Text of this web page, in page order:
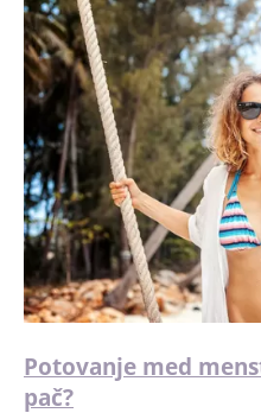
Potovanje med
pač?